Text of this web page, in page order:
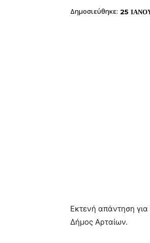
Δημοσιεύθηκε: 25
Εκτενή απάντηση
Δήμος Αρταίων.